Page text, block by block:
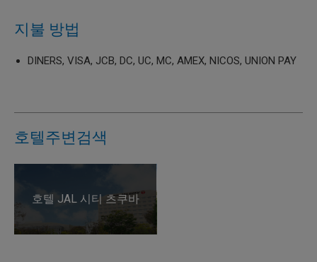
지불 방법
DINERS, VISA, JCB, DC, UC, MC, AMEX, NICOS, UNION PAY
호텔주변검색
호텔 JAL 시티 츠쿠바